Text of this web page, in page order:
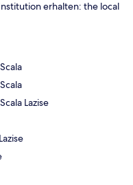
erhalten: the local
Lazise